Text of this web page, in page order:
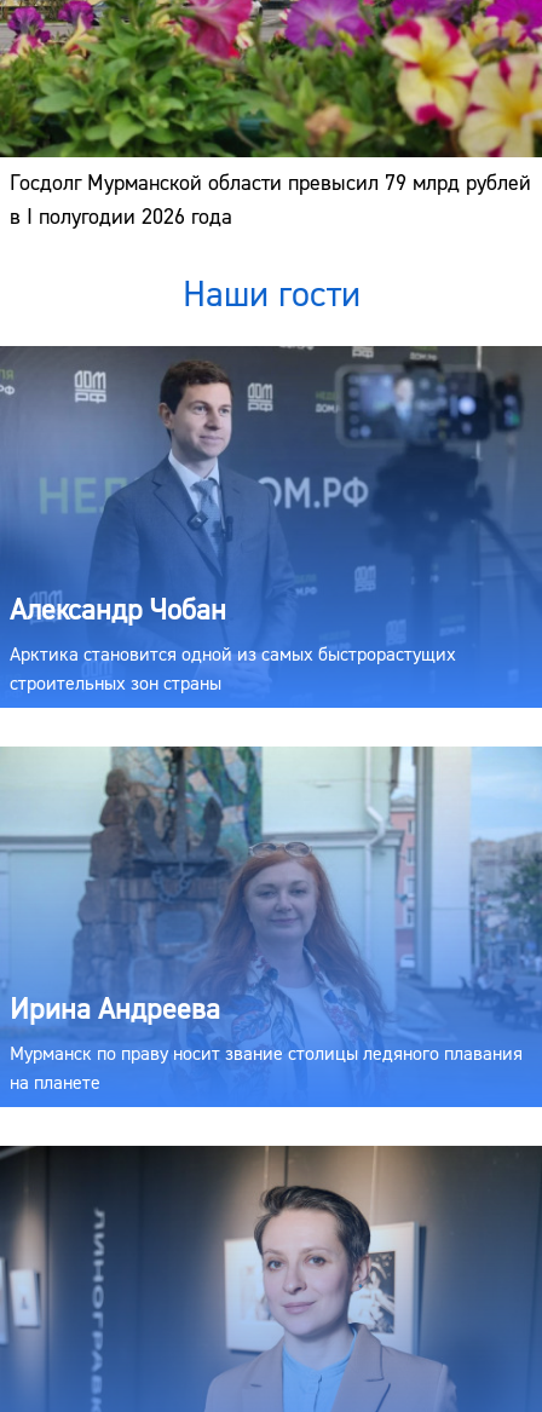
Госдолг Мурманской области превысил 79 млрд рублей
в I полугодии 2026 года
Наши гости
Александр Чобан
Арктика становится одной из самых быстрорастущих
строительных зон страны
Ирина Андреева
Мурманск по праву носит звание столицы ледяного плавания
на планете